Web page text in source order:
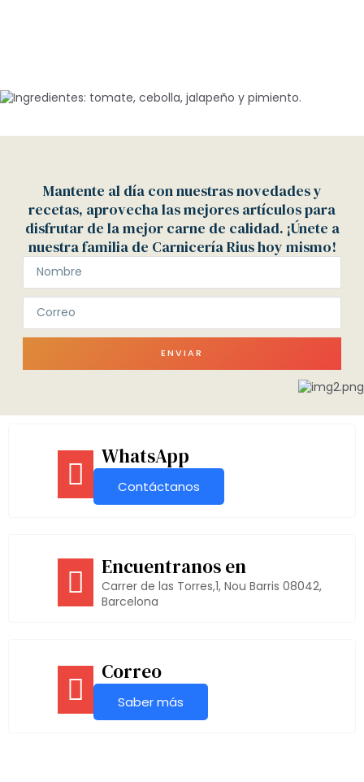
Mantente al día con nuestras novedades y
recetas, aprovecha las mejores artículos para
disfrutar de la mejor carne de calidad. ¡Únete a
nuestra familia de Carnicería Rius hoy mismo!
ENVIAR
WhatsApp
Contáctanos
Encuentranos en
Carrer de las Torres,1, Nou Barris 08042,
Barcelona
Correo
Saber más